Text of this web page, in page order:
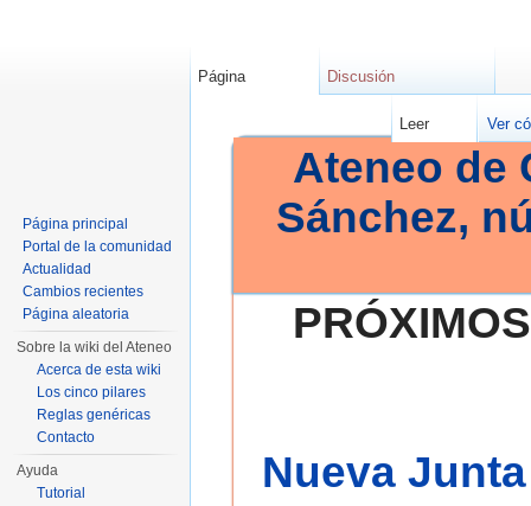
Ateneo de
Sánchez,
Nueva
Página Discusión
Leer Ver
Página principal
Portal de la comunidad
Actualidad
Cambios recientes
Página aleatoria
Sobre la wiki del Ateneo
Acerca de esta wiki
Los cinco pilares
Reglas genéricas
Contacto
Ayuda
Tutorial